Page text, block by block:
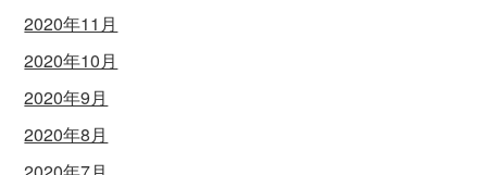
2020年11月
2020年10月
2020年9月
2020年8月